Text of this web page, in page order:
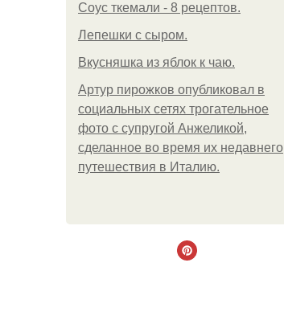
Соус ткемали - 8 рецептов.
Лепешки с сыром.
Вкусняшка из яблок к чаю.
Артур пирожков опубликовал в
социальных сетях трогательное
фото с супругой Анжеликой,
сделанное во время их недавнего
путешествия в Италию.